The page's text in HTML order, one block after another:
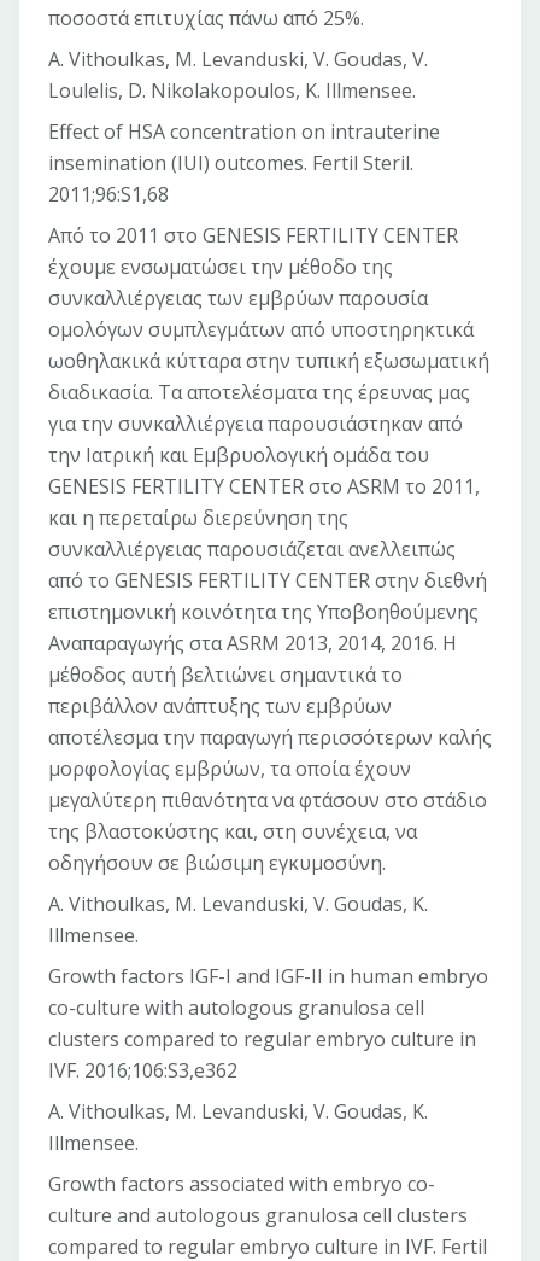
ποσοστά επιτυχίας πάνω από 25%.
A. Vithoulkas, M. Levanduski, V. Goudas, V.
Loulelis, D. Nikolakopoulos, K. Illmensee.
Effect of HSA concentration on intrauterine
insemination (IUI) outcomes. Fertil Steril.
2011;96:S1,68
Από το 2011 στο GENESIS FERTILITY CENTER
έχουμε ενσωματώσει την μέθοδο της
συνκαλλιέργειας των εμβρύων παρουσία
ομολόγων συμπλεγμάτων από υποστηρηκτικά
ωοθηλακικά κύτταρα στην τυπική εξωσωματική
διαδικασία. Τα αποτελέσματα της έρευνας μας
για την συνκαλλιέργεια παρουσιάστηκαν από
την Ιατρική και Εμβρυολογική ομάδα του
GENESIS FERTILITY CENTER στο ASRM το 2011,
και η περεταίρω διερεύνηση της
συνκαλλιέργειας παρουσιάζεται ανελλειπώς
από το GENESIS FERTILITY CENTER στην διεθνή
επιστημονική κοινότητα της Υποβοηθούμενης
Αναπαραγωγής στα ASRM 2013, 2014, 2016. Η
μέθοδος αυτή βελτιώνει σημαντικά το
περιβάλλον ανάπτυξης των εμβρύων
αποτέλεσμα την παραγωγή περισσότερων καλής
μορφολογίας εμβρύων, τα οποία έχουν
μεγαλύτερη πιθανότητα να φτάσουν στο στάδιο
της βλαστοκύστης και, στη συνέχεια, να
οδηγήσουν σε βιώσιμη εγκυμοσύνη.
A. Vithoulkas, M. Levanduski, V. Goudas, K.
Illmensee.
Growth factors IGF-I and IGF-II in human embryo
co-culture with autologous granulosa cell
clusters compared to regular embryo culture in
IVF. 2016;106:S3,e362
A. Vithoulkas, M. Levanduski, V. Goudas, K.
Illmensee.
Growth factors associated with embryo co-
culture and autologous granulosa cell clusters
compared to regular embryo culture in IVF. Fertil